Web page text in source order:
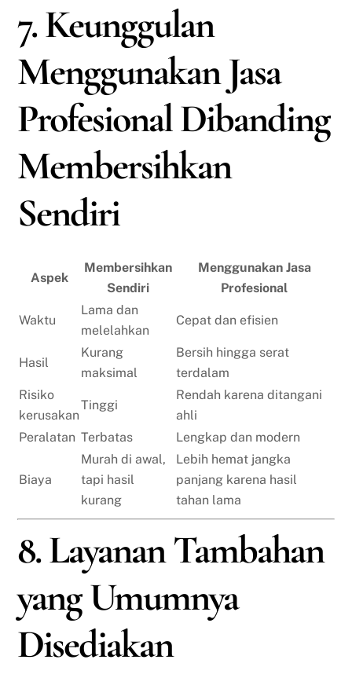
7. Keunggulan
Menggunakan Jasa
Profesional Dibanding
Membersihkan
Sendiri
Aspek
Membersihkan
Sendiri
Menggunakan Jasa
Profesional
Waktu
Lama dan
melelahkan
Cepat dan efisien
Hasil
Kurang
maksimal
Bersih hingga serat
terdalam
Risiko
kerusakan
Tinggi
Rendah karena ditangani
ahli
Peralatan Terbatas Lengkap dan modern
Biaya
Murah di awal,
tapi hasil
kurang
Lebih hemat jangka
panjang karena hasil
tahan lama
8. Layanan Tambahan
yang Umumnya
Disediakan